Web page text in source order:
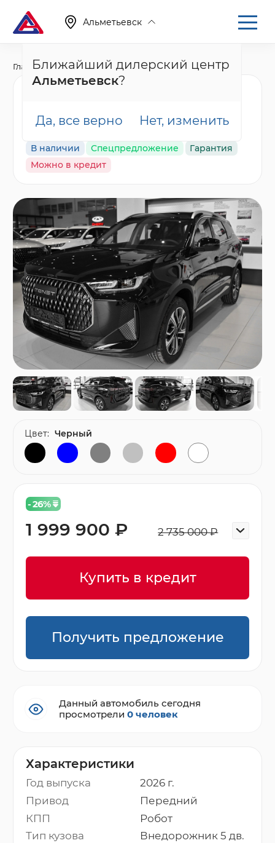
Альметьевск
Ближайший дилерский центр
Альметьевск?
Да, все верно Нет, изменить
Главная Каталог Новые автомобили T7
черный
В наличии Спецпредложение
Гарантия
Можно в кредит
Характеристики
Год выпуска
2026 г.
Привод
Передний
КПП
Робот
Тип кузова
Внедорожник 5 дв.
- 26%
2 735 000 ₽
1 999 900 ₽
Купить в кредит
Получить предложение
Цвет: Черный
Данный автомобиль сегодня
просмотрели0 человек